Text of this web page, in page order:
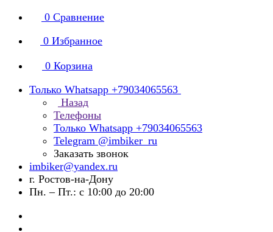
0 Сравнение
0 Избранное
0 Корзина
Только Whatsapp +79034065563
Назад
Телефоны
Только Whatsapp +79034065563
Telegram @imbiker_ru
Заказать звонок
imbiker@yandex.ru
г. Ростов-на-Дону
Пн. – Пт.: с 10:00 до 20:00